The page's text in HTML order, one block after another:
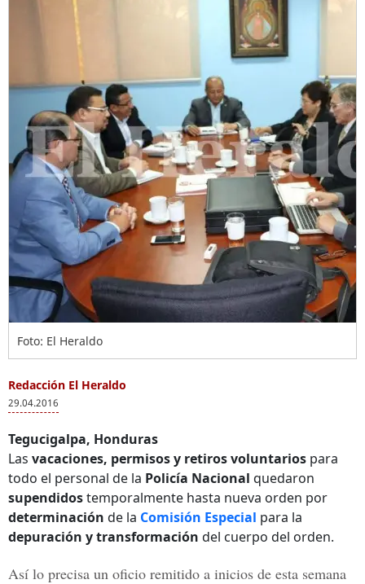
Foto: El Heraldo
Redacción El Heraldo
29.04.2016
Tegucigalpa, Honduras
Las vacaciones, permisos y retiros voluntarios para
todo el personal de la Policía Nacional quedaron
supendidostemporalmente hasta nueva orden por
determinación de la Comisión Especial para la
depuración y transformación del cuerpo del orden.
Así lo precisa un oficio remitido a inicios de esta semana